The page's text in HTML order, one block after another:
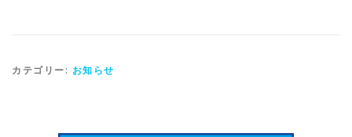
カテゴリー: お知らせ